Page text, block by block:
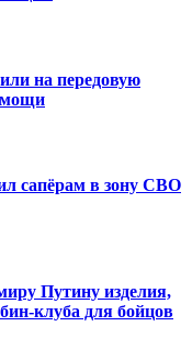
на передовую
сапёрам в зону СВО
Путину изделия,
клуба для бойцов